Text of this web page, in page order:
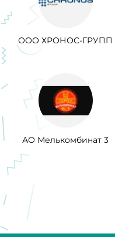
ООО ХРОНОС-ГРУПП
АО Мелькомбинат 3